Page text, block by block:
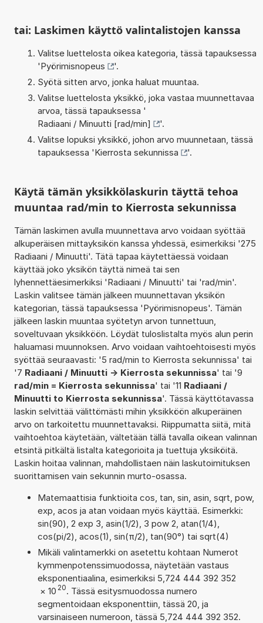
tai: Laskimen käyttö valintalistojen kanssa
Valitse luettelosta oikea kategoria, tässä tapauksessa
'Pyörimisnopeus
'.
Syötä sitten arvo, jonka haluat muuntaa.
Valitse luettelosta yksikkö, joka vastaa muunnettavaa
arvoa, tässä tapauksessa '
Radiaani / Minuutti [rad/min]
'.
Valitse lopuksi yksikkö, johon arvo muunnetaan, tässä
tapauksessa 'Kierrosta sekunnissa '.
Käytä tämän yksikkölaskurin täyttä tehoa
muuntaa rad/min to Kierrosta sekunnissa
Tämän laskimen avulla muunnettava arvo voidaan syöttää
alkuperäisen mittayksikön kanssa yhdessä, esimerkiksi '275
Radiaani / Minuutti'. Tätä tapaa käytettäessä voidaan
käyttää joko yksikön täyttä nimeä tai sen
lyhennettäesimerkiksi 'Radiaani / Minuutti' tai 'rad/min'.
Laskin valitsee tämän jälkeen muunnettavan yksikön
kategorian, tässä tapauksessa 'Pyörimisnopeus'. Tämän
jälkeen laskin muuntaa syötetyn arvon tunnettuun,
soveltuvaan yksikköön. Löydät tuloslistalta myös alun perin
haluamasi muunnoksen. Arvo voidaan vaihtoehtoisesti myös
syöttää seuraavasti: '5 rad/min to Kierrosta sekunnissa' tai
'7 Radiaani / Minuutti -> Kierrosta sekunnissa' tai '9
rad/min = Kierrosta sekunnissa' tai '11 Radiaani /
Minuutti to Kierrosta sekunnissa'. Tässä käyttötavassa
laskin selvittää välittömästi mihin yksikköön alkuperäinen
arvo on tarkoitettu muunnettavaksi. Riippumatta siitä, mitä
vaihtoehtoa käytetään, vältetään tällä tavalla oikean valinnan
etsintä pitkältä listalta kategorioita ja tuettuja yksiköitä.
Laskin hoitaa valinnan, mahdollistaen näin laskutoimituksen
suorittamisen vain sekunnin murto-osassa.
Matemaattisia funktioita cos, tan, sin, asin, sqrt, pow,
exp, acos ja atan voidaan myös käyttää. Esimerkki:
sin(90), 2 exp 3, asin(1/2), 3 pow 2, atan(1/4),
cos(pi/2), acos(1), sin(π/2), tan(90°) tai sqrt(4)
Mikäli valintamerkki on asetettu kohtaan Numerot
kymmenpotenssimuodossa, näytetään vastaus
eksponentiaalina, esimerkiksi 5,724 444 392 352
× 10 20. Tässä esitysmuodossa numero
segmentoidaan eksponenttiin, tässä 20, ja
varsinaiseen numeroon, tässä 5,724 444 392 352.